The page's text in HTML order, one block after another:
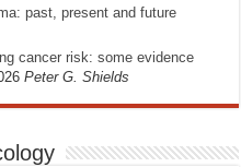
past, present and future
cancer risk: some evidence
Peter G. Shields